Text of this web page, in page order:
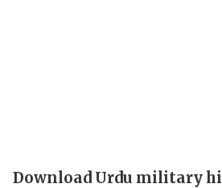
Download Urdu military